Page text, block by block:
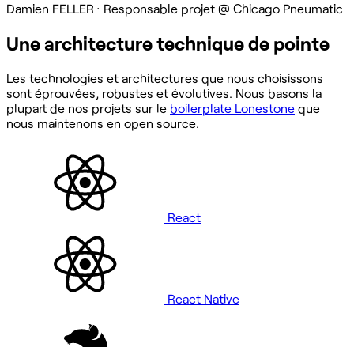
Damien FELLER · Responsable projet @ Chicago Pneumatic
Une architecture technique de pointe
Les technologies et architectures que nous choisissons
sont éprouvées, robustes et évolutives. Nous basons la
plupart de nos projets sur le boilerplate Lonestone que
nous maintenons en open source.
React
React Native